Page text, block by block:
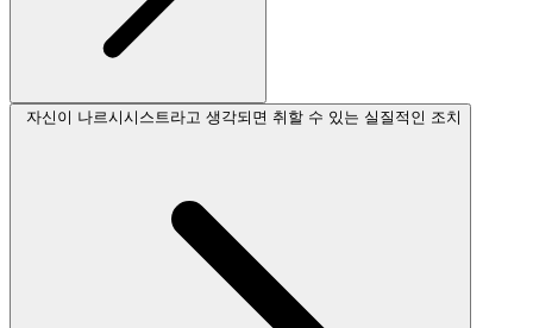
자신이 나르시시스트라고 생각되면 취할 수 있는 실질적인 조치